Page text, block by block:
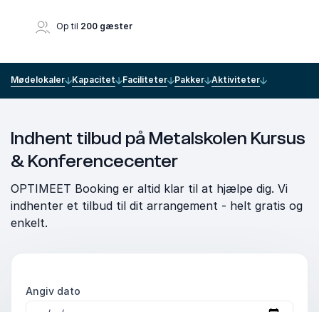
Op til 200 gæster
Mødelokaler Kapacitet Faciliteter Pakker Aktiviteter
Indhent tilbud på Metalskolen Kursus
& Konferencecenter
OPTIMEET Booking er altid klar til at hjælpe dig. Vi
indhenter et tilbud til dit arrangement - helt gratis og
enkelt.
Angiv dato